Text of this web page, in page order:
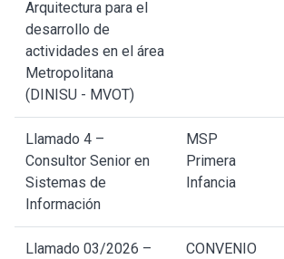
Arquitectura para el
desarrollo de
actividades en el área
Metropolitana
(DINISU - MVOT)
Llamado 4 –
Consultor Senior en
Sistemas de
Información
MSP
Primera
Infancia
Llamado 03/2026 –
CONVENIO